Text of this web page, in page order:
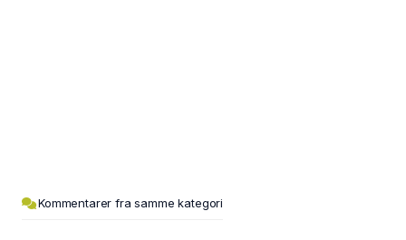
Kommentarer fra samme kategori